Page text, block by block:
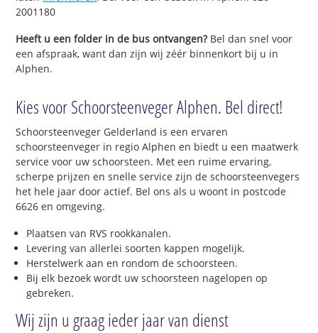
2001180
Heeft u een folder in de bus ontvangen?Bel dan snel voor
een afspraak, want dan zijn wij zéér binnenkort bij u in
Alphen.
Kies voor Schoorsteenveger Alphen. Bel direct!
Schoorsteenveger Gelderland is een ervaren
schoorsteenveger in regio Alphen en biedt u een maatwerk
service voor uw schoorsteen. Met een ruime ervaring,
scherpe prijzen en snelle service zijn de schoorsteenvegers
het hele jaar door actief. Bel ons als u woont in postcode
6626 en omgeving.
Plaatsen van RVS rookkanalen.
Levering van allerlei soorten kappen mogelijk.
Herstelwerk aan en rondom de schoorsteen.
Bij elk bezoek wordt uw schoorsteen nagelopen op
gebreken.
Wij zijn u graag ieder jaar van dienst